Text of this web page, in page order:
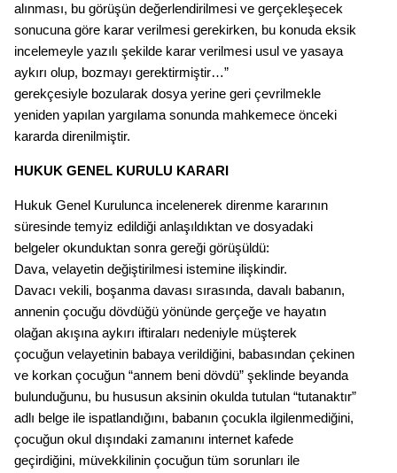
alınması, bu görüşün değerlendirilmesi ve gerçekleşecek
sonucuna göre karar verilmesi gerekirken, bu konuda eksik
incelemeyle yazılı şekilde karar verilmesi usul ve yasaya
aykırı olup, bozmayı gerektirmiştir…”
gerekçesiyle bozularak dosya yerine geri çevrilmekle
yeniden yapılan yargılama sonunda mahkemece önceki
kararda direnilmiştir.
HUKUK GENEL KURULU KARARI
Hukuk Genel Kurulunca incelenerek direnme kararının
süresinde temyiz edildiği anlaşıldıktan ve dosyadaki
belgeler okunduktan sonra gereği görüşüldü:
Dava, velayetin değiştirilmesi istemine ilişkindir.
Davacı vekili, boşanma davası sırasında, davalı babanın,
annenin çocuğu dövdüğü yönünde gerçeğe ve hayatın
olağan akışına aykırı iftiraları nedeniyle müşterek
çocuğun velayetinin babaya verildiğini, babasından çekinen
ve korkan çocuğun “annem beni dövdü” şeklinde beyanda
bulunduğunu, bu hususun aksinin okulda tutulan “tutanaktır”
adlı belge ile ispatlandığını, babanın çocukla ilgilenmediğini,
çocuğun okul dışındaki zamanını internet kafede
geçirdiğini, müvekkilinin çocuğun tüm sorunları ile